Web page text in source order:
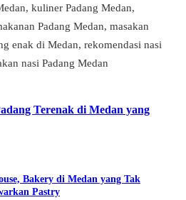
Terenak di Medan yang
Bakery di Medan yang Tak
Pastry